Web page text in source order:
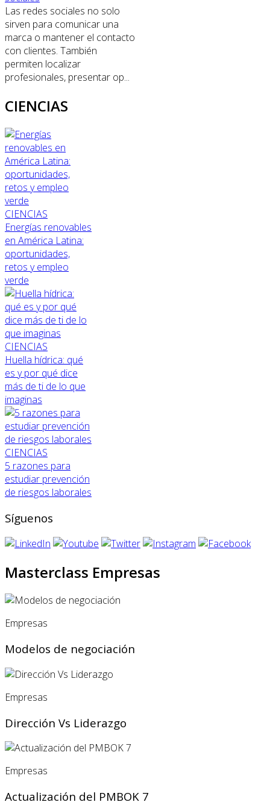
Las redes sociales no solo
sirven para comunicar una
marca o mantener el contacto
con clientes. También
permiten localizar
profesionales, presentar op...
CIENCIAS
CIENCIAS
Energías renovables
en América Latina:
oportunidades,
retos y empleo
verde
CIENCIAS
Huella hídrica: qué
es y por qué dice
más de ti de lo que
imaginas
CIENCIAS
5 razones para
estudiar prevención
de riesgos laborales
Síguenos
Masterclass Empresas
Empresas
Modelos de negociación
Empresas
Dirección Vs Liderazgo
Empresas
Actualización del PMBOK 7